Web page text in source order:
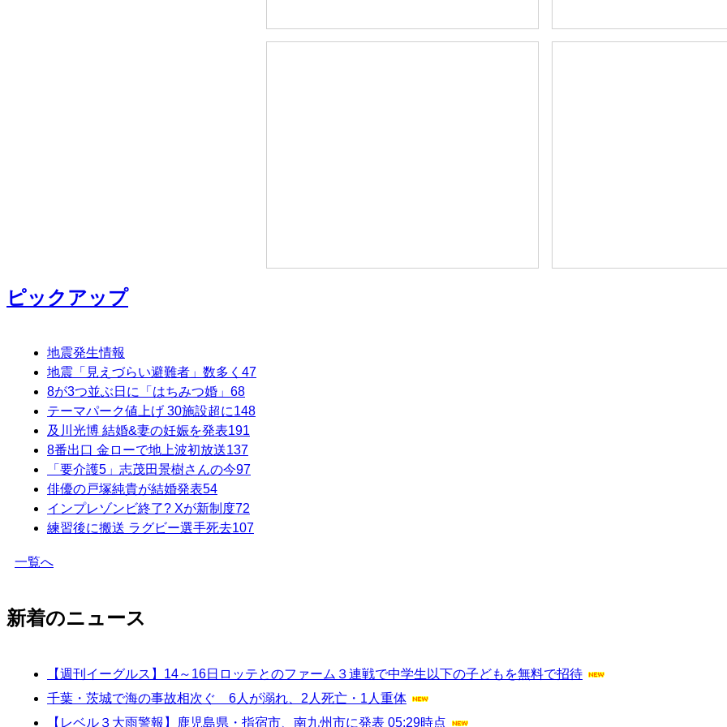
ピックアップ
地震発生情報
地震「見えづらい避難者」数多く 47
8が3つ並ぶ日に「はちみつ婚」 68
テーマパーク値上げ 30施設超に148
及川光博 結婚&妻の妊娠を発表191
8番出口 金ローで地上波初放送137
「要介護5」志茂田景樹さんの今97
俳優の戸塚純貴が結婚発表54
インプレゾンビ終了? Xが新制度72
練習後に搬送 ラグビー選手死去107
一覧へ
新着のニュース
【週刊イーグルス】14～16日ロッテとのファーム３連戦で中学生以下の子どもを無料で招待
千葉・茨城で海の事故相次ぐ 6人が溺れ、2人死亡・1人重体
【レベル３大雨警報】鹿児島県・指宿市、南九州市に発表 05:29時点